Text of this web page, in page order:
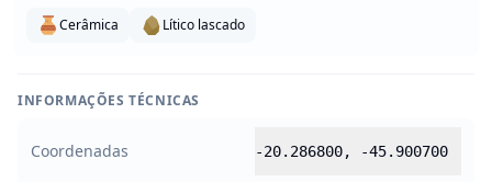
Cerâmica
Lítico lascado
INFORMAÇÕES TÉCNICAS
Coordenadas -20.286800, -45.900700